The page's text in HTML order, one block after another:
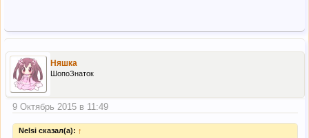
Няшка
ШопоЗнаток
9 Октябрь 2015 в 11:49
Nelsi сказал(а): ↑